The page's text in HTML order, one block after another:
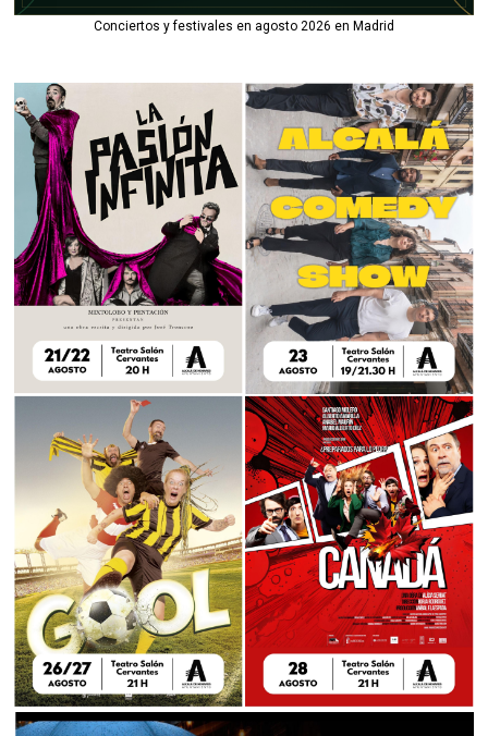
Conciertos y festivales en agosto 2026 en Madrid